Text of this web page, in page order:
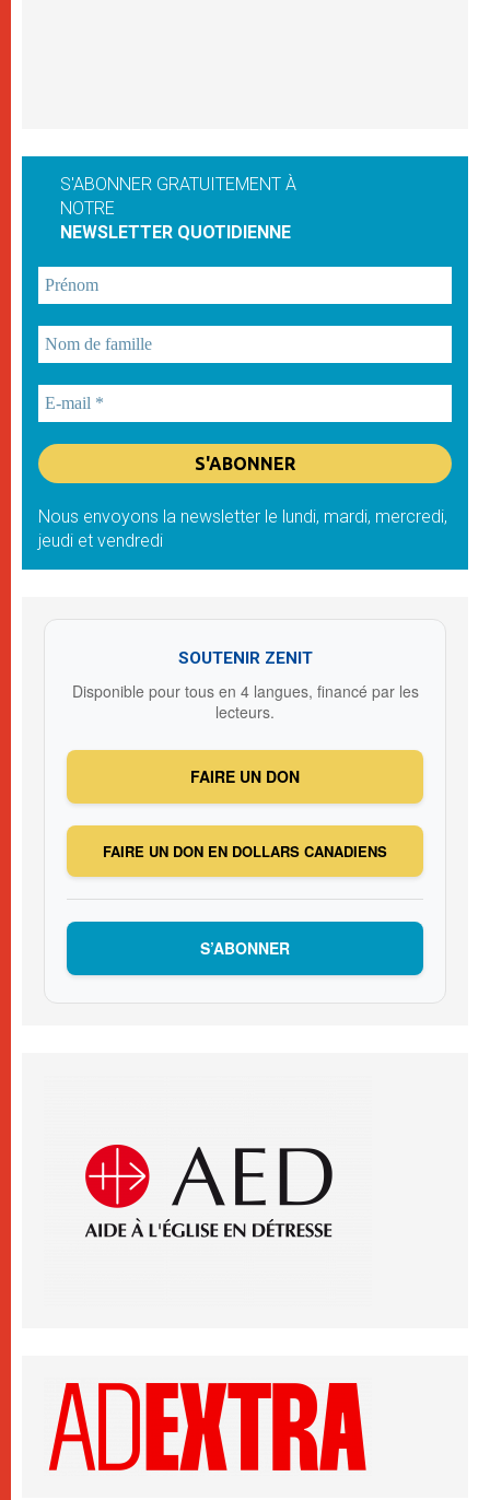
S'ABONNER GRATUITEMENT À
NOTRE
NEWSLETTER QUOTIDIENNE
Nous envoyons la newsletter le lundi, mardi, mercredi,
jeudi et vendredi
SOUTENIR ZENIT
Disponible pour tous en 4 langues, financé par les
lecteurs.
FAIRE UN DON
FAIRE UN DON EN DOLLARS CANADIENS
S’ABONNER